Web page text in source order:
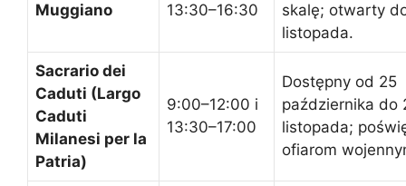
Muggiano
13:30–16:30
skalę; otwarty
listopada.
Sacrario dei
Caduti (Largo
Caduti
Milanesi per la
Patria)
9:00–12:00 i
13:30–17:00
Dostępny od 25
października do
listopada;
ofiarom